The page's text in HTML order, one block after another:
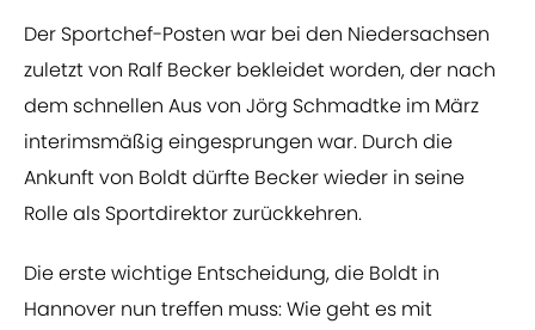
Der Sportchef-Posten war bei den Niedersachsen
zuletzt von Ralf Becker bekleidet worden, der nach
dem schnellen Aus von Jörg Schmadtke im März
interimsmäßig eingesprungen war. Durch die
Ankunft von Boldt dürfte Becker wieder in seine
Rolle als Sportdirektor zurückkehren.
Die erste wichtige Entscheidung, die Boldt in
Hannover nun treffen muss: Wie geht es mit